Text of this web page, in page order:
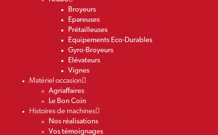
Broyeurs
Epareuses
Prétailleuses
Equipements Eco-Durables
Gyro-Broyeurs
Elévateurs
Vignes
Matériel occasion
Agriaffaires
Le Bon Coin
Histoires de machines
Nos réalisations
Vos témoignages